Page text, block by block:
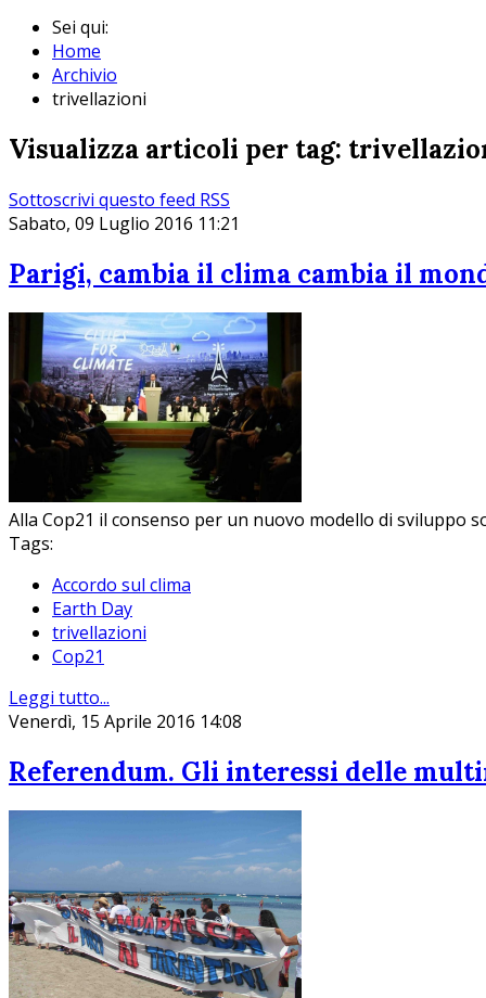
Sei qui:
Home
Archivio
trivellazioni
Visualizza articoli per tag:
Sottoscrivi questo feed RSS
Sabato, 09 Luglio 2016 11:21
Parigi, cambia il clima cambia il
Alla Cop21 il consenso per un nuovo modello di sviluppo
Tags:
Accordo sul clima
Earth Day
trivellazioni
Cop21
Leggi tutto...
Venerdì, 15 Aprile 2016 14:08
Referendum. Gli interessi delle